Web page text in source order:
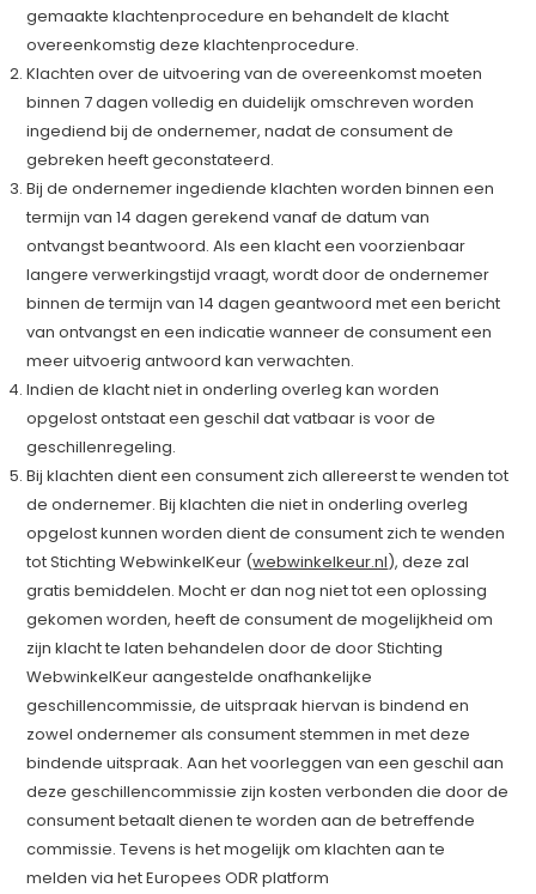
gemaakte klachtenprocedure en behandelt de klacht
overeenkomstig deze klachtenprocedure.
Klachten over de uitvoering van de overeenkomst moeten
binnen 7 dagen volledig en duidelijk omschreven worden
ingediend bij de ondernemer, nadat de consument de
gebreken heeft geconstateerd.
Bij de ondernemer ingediende klachten worden binnen een
termijn van 14 dagen gerekend vanaf de datum van
ontvangst beantwoord. Als een klacht een voorzienbaar
langere verwerkingstijd vraagt, wordt door de ondernemer
binnen de termijn van 14 dagen geantwoord met een bericht
van ontvangst en een indicatie wanneer de consument een
meer uitvoerig antwoord kan verwachten.
Indien de klacht niet in onderling overleg kan worden
opgelost ontstaat een geschil dat vatbaar is voor de
geschillenregeling.
Bij klachten dient een consument zich allereerst te wenden tot
de ondernemer. Bij klachten die niet in onderling overleg
opgelost kunnen worden dient de consument zich te wenden
tot Stichting WebwinkelKeur (webwinkelkeur.nl), deze zal
gratis bemiddelen. Mocht er dan nog niet tot een oplossing
gekomen worden, heeft de consument de mogelijkheid om
zijn klacht te laten behandelen door de door Stichting
WebwinkelKeur aangestelde onafhankelijke
geschillencommissie, de uitspraak hiervan is bindend en
zowel ondernemer als consument stemmen in met deze
bindende uitspraak. Aan het voorleggen van een geschil aan
deze geschillencommissie zijn kosten verbonden die door de
consument betaalt dienen te worden aan de betreffende
commissie. Tevens is het mogelijk om klachten aan te
melden via het Europees ODR platform